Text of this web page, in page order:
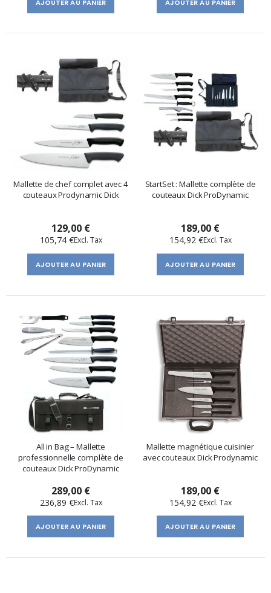
AJOUTER AU PANIER AJOUTER AU PANIER
Mallette de chef complet avec 4
couteaux Prodynamic Dick
129,00 €
105,74 €
AJOUTER AU PANIER
StartSet : Mallette complète de
couteaux Dick ProDynamic
189,00 €
154,92 €
AJOUTER AU PANIER
All in Bag – Mallette
professionnelle complète de
couteaux Dick ProDynamic
289,00 €
236,89 €
AJOUTER AU PANIER
Mallette magnétique cuisinier
avec couteaux Dick Prodynamic
189,00 €
154,92 €
AJOUTER AU PANIER